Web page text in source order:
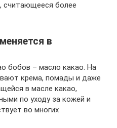
считающееся более
в
бобов – масло какао. На
крема, помады и даже
в масле какао,
по уходу за кожей и
во многих